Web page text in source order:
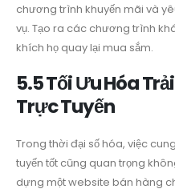
chương trình khuyến mãi và
vụ. Tạo ra các chương trình
khích họ quay lại mua sắm.
5.5 Tối Ưu Hóa
Trực Tuyến
Trong thời đại số hóa, việc
tuyến tốt cũng quan trọng
dựng một website bán hàng